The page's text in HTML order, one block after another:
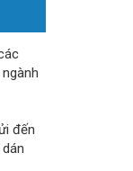
đến